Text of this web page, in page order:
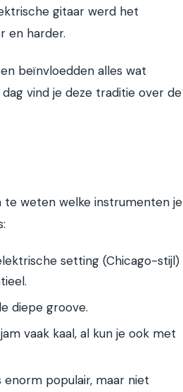
gitaar werd het
en harder.
beïnvloedden alles wat
vind je deze traditie over de
te weten welke instrumenten je
setting (Chicago-stijl)
diepe groove.
vaak kaal, al kun je ook met
enorm populair, maar niet